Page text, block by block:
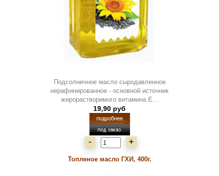
Подсолнечное масло сыродавленное
нерафинированное - основной источник
жирорастворимого витамина Е...
19,90 руб
- +
Топленое масло ГХИ, 400г.